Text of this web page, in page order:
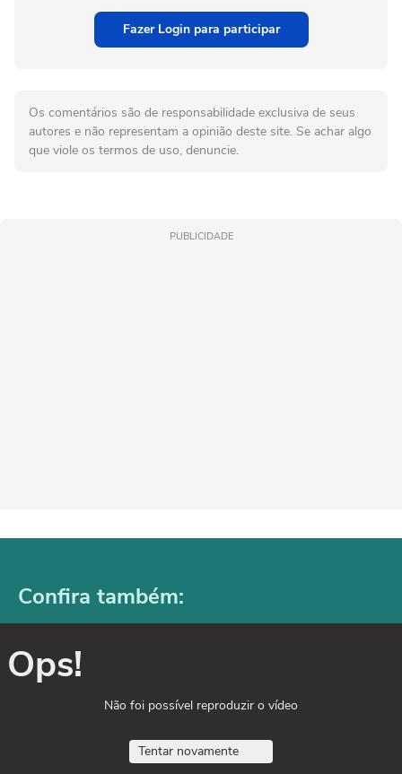
Fazer Login para participar
Os comentários são de responsabilidade exclusiva de seus
autores e não representam a opinião deste site. Se achar algo
que viole os termos de uso, denuncie.
PUBLICIDADE
Confira também:
Ops!
Não foi possível reproduzir o vídeo
Tentar novamente